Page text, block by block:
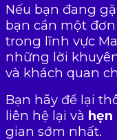
Nếu bạn đang
bạn cần một
trong lĩnh vực
những lời
và khách quan
Bạn hãy để lại
liên hệ lại và hẹn
gian sớm nhất.